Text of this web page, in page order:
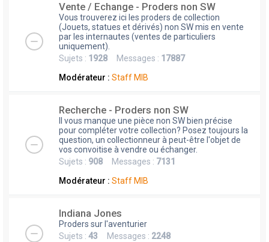
Vente / Echange - Proders non SW
Vous trouverez ici les proders de collection
(Jouets, statues et dérivés) non SW mis en vente
par les internautes (ventes de particuliers
uniquement).
Sujets : 1928 Messages : 17887
Modérateur : Staff MIB
Recherche - Proders non SW
Il vous manque une pièce non SW bien précise
pour compléter votre collection? Posez toujours la
question, un collectionneur à peut-être l'objet de
vos convoitise à vendre ou échanger.
Sujets : 908 Messages : 7131
Modérateur : Staff MIB
Indiana Jones
Proders sur l'aventurier
Sujets : 43 Messages : 2248